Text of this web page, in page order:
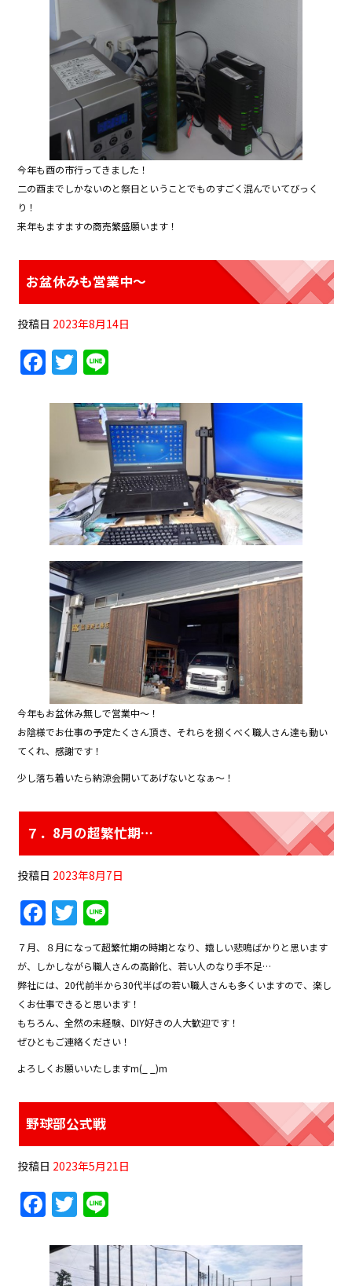
今年も酉の市行ってきました！
二の酉までしかないのと祭日ということでものすごく混んでいてびっく
り！
来年もますますの商売繁盛願います！
お盆休みも営業中〜
投稿日 2023年8月14日
F
a
c
o
o
k
T
w
itt
er
e
今年もお盆休み無しで営業中〜！
お陰様でお仕事の予定たくさん頂き、それらを捌くべく職人さん達も動い
てくれ、感謝です！
少し落ち着いたら納涼会開いてあげないとなぁ〜！
７．8月の超繁忙期…
投稿日 2023年8月7日
F
a
c
e
b
o
o
T
w
itt
er
n
e
７月、８月になって超繁忙期の時期となり、嬉しい悲鳴ばかりと思います
が、しかしながら職人さんの高齢化、若い人のなり手不足…
弊社には、20代前半から30代半ばの若い職人さんも多くいますので、楽し
くお仕事できると思います！
もちろん、全然の未経験、DIY好きの人大歓迎です！
ぜひともご連絡ください！
よろしくお願いいたしますm(_ _)m
野球部公式戦
投稿日 2023年5月21日
F
c
T
itte